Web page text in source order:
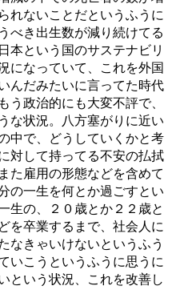
れないことだというふうに
べき出生数が減り続けてる
本という国のサステナビリ
になっていて、これを外国
んだみたいに言ってた時代
う政治的にも大変不評で、
な状況。八方塞がりに近い
中で、どうしていくかと考
対して持ってる不安の払拭
た雇用の形態などを含めて
の一生を何とか過ごすとい
生の、２０歳とか２２歳と
を卒業するまで、社会人に
なきゃいけないというふう
いこうというふうに思うに
という状況、これを改善し